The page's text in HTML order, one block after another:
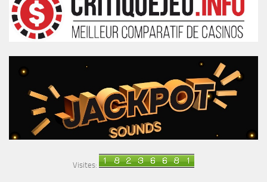
Visites: